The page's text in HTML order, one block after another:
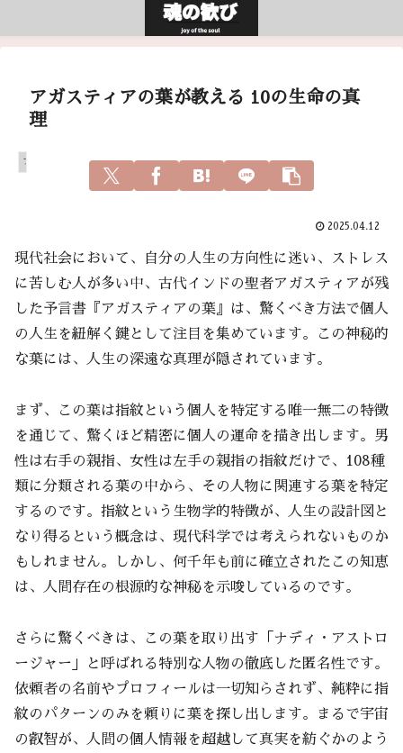
アガスティアの葉が教える 10の生命の真
理
アガスティアの葉
2025.04.12
現代社会において、自分の人生の方向性に迷い、ストレス
に苦しむ人が多い中、古代インドの聖者アガスティアが残
した予言書『アガスティアの葉』は、驚くべき方法で個人
の人生を紐解く鍵として注目を集めています。この神秘的
な葉には、人生の深遠な真理が隠されています。
まず、この葉は指紋という個人を特定する唯一無二の特徴
を通じて、驚くほど精密に個人の運命を描き出します。男
性は右手の親指、女性は左手の親指の指紋だけで、108種
類に分類される葉の中から、その人物に関連する葉を特定
するのです。指紋という生物学的特徴が、人生の設計図と
なり得るという概念は、現代科学では考えられないものか
もしれません。しかし、何千年も前に確立されたこの知恵
は、人間存在の根源的な神秘を示唆しているのです。
さらに驚くべきは、この葉を取り出す「ナディ・アストロ
ージャー」と呼ばれる特別な人物の徹底した匿名性です。
依頼者の名前やプロフィールは一切知らされず、純粋に指
紋のパターンのみを頼りに葉を探し出します。まるで宇宙
の叡智が、人間の個人情報を超越して真実を紡ぐかのよう